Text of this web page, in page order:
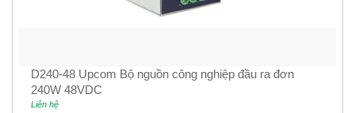
D240-48 Upcom Bộ nguồn công nghiệp đầu ra đơn
240W 48VDC
Liên hệ